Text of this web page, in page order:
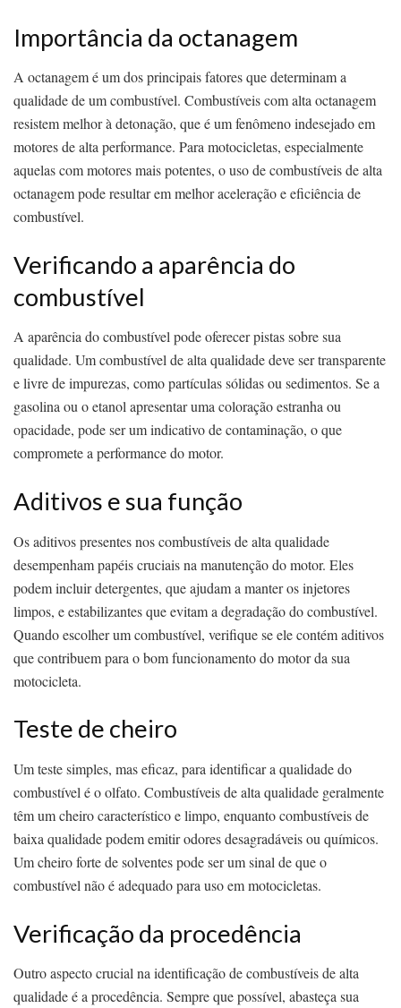
Importância da octanagem
A octanagem é um dos principais fatores que determinam a
qualidade de um combustível. Combustíveis com alta octanagem
resistem melhor à detonação, que é um fenômeno indesejado em
motores de alta performance. Para motocicletas, especialmente
aquelas com motores mais potentes, o uso de combustíveis de alta
octanagem pode resultar em melhor aceleração e eficiência de
combustível.
Verificando a aparência do
combustível
A aparência do combustível pode oferecer pistas sobre sua
qualidade. Um combustível de alta qualidade deve ser transparente
e livre de impurezas, como partículas sólidas ou sedimentos. Se a
gasolina ou o etanol apresentar uma coloração estranha ou
opacidade, pode ser um indicativo de contaminação, o que
compromete a performance do motor.
Aditivos e sua função
Os aditivos presentes nos combustíveis de alta qualidade
desempenham papéis cruciais na manutenção do motor. Eles
podem incluir detergentes, que ajudam a manter os injetores
limpos, e estabilizantes que evitam a degradação do combustível.
Quando escolher um combustível, verifique se ele contém aditivos
que contribuem para o bom funcionamento do motor da sua
motocicleta.
Teste de cheiro
Um teste simples, mas eficaz, para identificar a qualidade do
combustível é o olfato. Combustíveis de alta qualidade geralmente
têm um cheiro característico e limpo, enquanto combustíveis de
baixa qualidade podem emitir odores desagradáveis ou químicos.
Um cheiro forte de solventes pode ser um sinal de que o
combustível não é adequado para uso em motocicletas.
Verificação da procedência
Outro aspecto crucial na identificação de combustíveis de alta
qualidade é a procedência. Sempre que possível, abasteça sua